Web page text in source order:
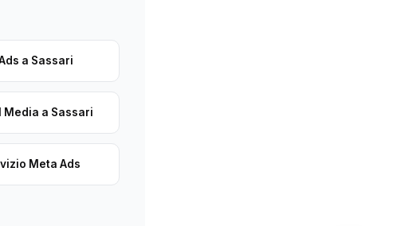
a Sassari
Media a Sassari
Meta Ads